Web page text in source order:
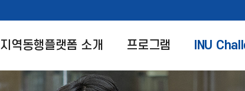
지역동행플랫폼 소개 프로그램 INU